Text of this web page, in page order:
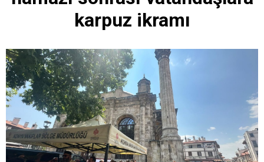
karpuz ikramı